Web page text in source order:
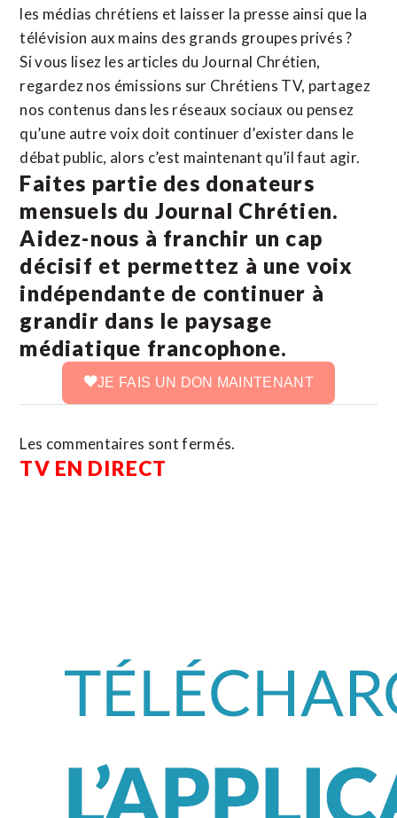
les médias chrétiens et laisser la presse ainsi que la
télévision aux mains des grands groupes privés ?
Si vous lisez les articles du Journal Chrétien,
regardez nos émissions sur Chrétiens TV, partagez
nos contenus dans les réseaux sociaux ou pensez
qu’une autre voix doit continuer d’exister dans le
débat public, alors c’est maintenant qu’il faut agir.
Faites partie des donateurs
mensuels du Journal Chrétien.
Aidez-nous à franchir un cap
décisif et permettez à une voix
indépendante de continuer à
grandir dans le paysage
médiatique francophone.
JE FAIS UN DON MAINTENANT
Les commentaires sont fermés.
TV EN DIRECT